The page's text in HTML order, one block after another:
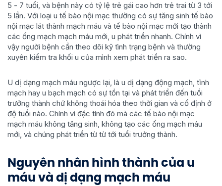
5 - 7 tuổi, và bệnh này có tỷ lệ trẻ gái cao hơn trẻ trai từ 3 tới
5 lần. Với loại u tế bào nội mạc thường có sự tăng sinh tế bào
nội mạc lát thành mạch máu và tế bào nội mạc mới tạo thành
các ống mạch mạch máu mới, u phát triển nhanh. Chính vì
vậy người bệnh cần theo dõi kỹ tình trạng bệnh và thường
xuyên kiểm tra khối u của mình xem phát triển ra sao.
U dị dạng mạch máu ngược lại, là u dị dạng động mạch, tĩnh
mạch hay u bạch mạch có sự tồn tại và phát triển đến tuổi
trưởng thành chứ không thoái hóa theo thời gian và cố định ở
độ tuổi nào. Chính vì đặc tính đó mà các tế bào nội mạc
mạch máu không tăng sinh, không tạo các ống mạch máu
mới, và chúng phát triển từ từ tới tuổi trưởng thành.
Nguyên nhân hình thành của u
máu và dị dạng mạch máu